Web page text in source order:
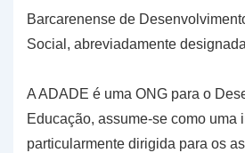
Barcarenense de
Social, abreviadamente
A ADADE é uma ONG para o
Educação, assume-se como uma
particularmente dirigida para os